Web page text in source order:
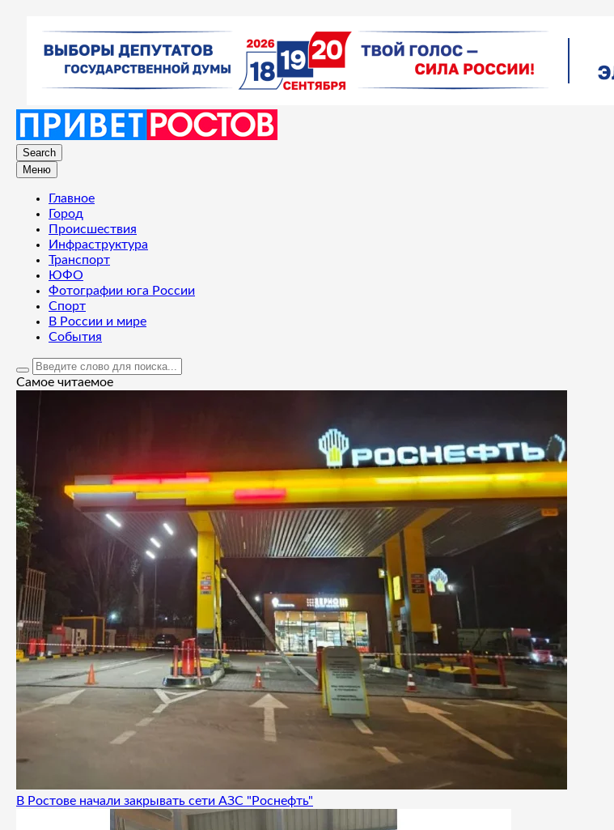
Search
Меню
Главное
Город
Происшествия
Инфраструктура
Транспорт
ЮФО
Фотографии юга России
Спорт
В России и мире
События
Самое читаемое
В Ростове начали закрывать сети АЗС "Роснефть"